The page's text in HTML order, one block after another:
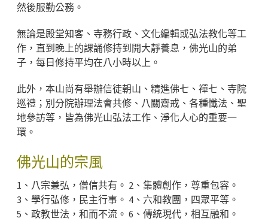
然後服勤公務。
無論是殿堂知客、寺務行政、文化編輯或弘法教化等工
作，直到晚上的課誦修持到開大靜養息，佛光山的弟
子，每日修持平均在八小時以上。
此外，本山尚有舉辦信徒朝山、精進佛七、禪七、寺院
巡禮；別分院辦理法會共修、八關齋戒、各種懺法、聖
地參訪等，皆為佛光山弘法工作、淨化人心的重要一
環。
佛光山的宗風
1、八宗兼弘，僧信共有。 2、集體創作，尊重包容。
3、學行弘修，民主行事。 4、六和教團，四眾平等。
5、政教世法，和而不流。 6、傳統現代，相互融和。